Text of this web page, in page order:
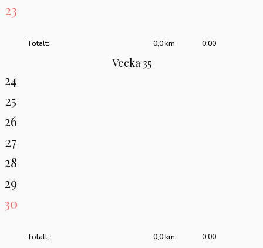
23
Totalt: 0:00
0,0 km
Vecka 35
24
25
26
27
28
29
30
Totalt: 0:00
0,0 km